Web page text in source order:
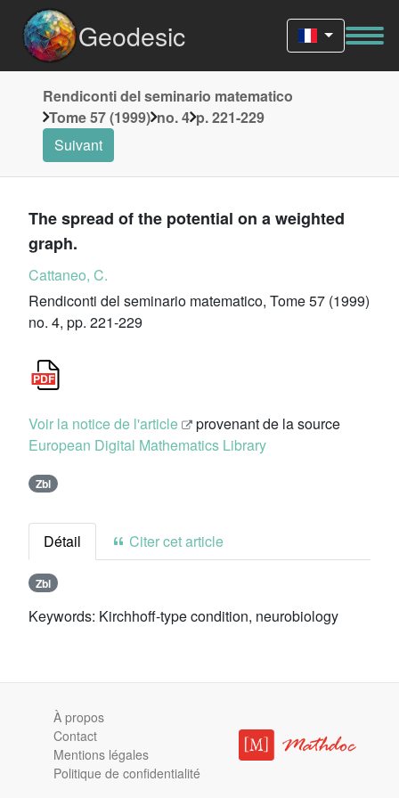
Geodesic
Rendiconti del seminario matematico
Tome 57 (1999) no. 4 p. 221-229
Suivant
The spread of the potential on a weighted
graph.
Cattaneo, C.
Rendiconti del seminario matematico, Tome 57 (1999)
no. 4, pp. 221-229
Voir la notice de l'article
provenant de la source
European Digital Mathematics Library
Zbl
Détail Citer cet article
Zbl
Keywords: Kirchhoff-type condition, neurobiology
À propos
Contact
Mentions légales
Politique de confidentialité